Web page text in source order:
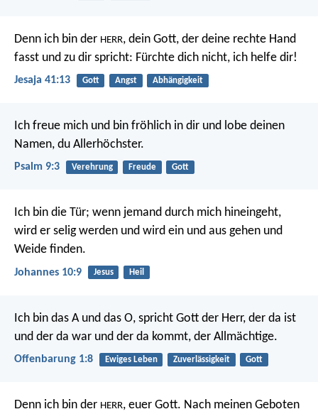
Denn ich bin der HERR, dein Gott, der deine rechte Hand
fasst und zu dir spricht: Fürchte dich nicht, ich helfe dir!
Jesaja 41:13 Gott Angst Abhängigkeit
Ich freue mich und bin fröhlich in dir und lobe deinen
Namen, du Allerhöchster.
Psalm 9:3 Verehrung Freude Gott
Ich bin die Tür; wenn jemand durch mich hineingeht,
wird er selig werden und wird ein und aus gehen und
Weide finden.
Johannes 10:9 Jesus Heil
Ich bin das A und das O, spricht Gott der Herr, der da ist
und der da war und der da kommt, der Allmächtige.
Offenbarung 1:8 Ewiges Leben Zuverlässigkeit Gott
Denn ich bin der HERR, euer Gott. Nach meinen Geboten